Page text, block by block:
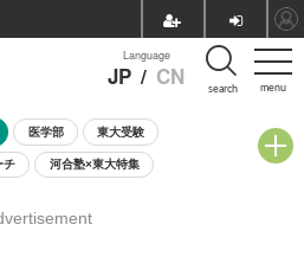
menu
Language
JP / CN search
医学部 東大受験
チ 河合塾×東大特集
学校説明会・相談会